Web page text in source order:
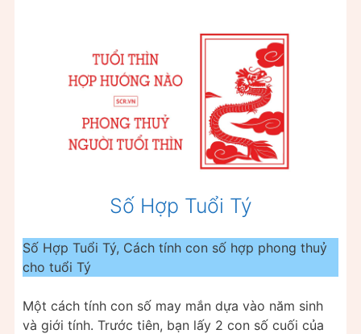
Số Hợp Tuổi Tý
Số Hợp Tuổi Tý, Cách tính con số hợp phong thuỷ
cho tuổi Tý
Một cách tính con số may mắn dựa vào năm sinh
và giới tính. Trước tiên, bạn lấy 2 con số cuối của